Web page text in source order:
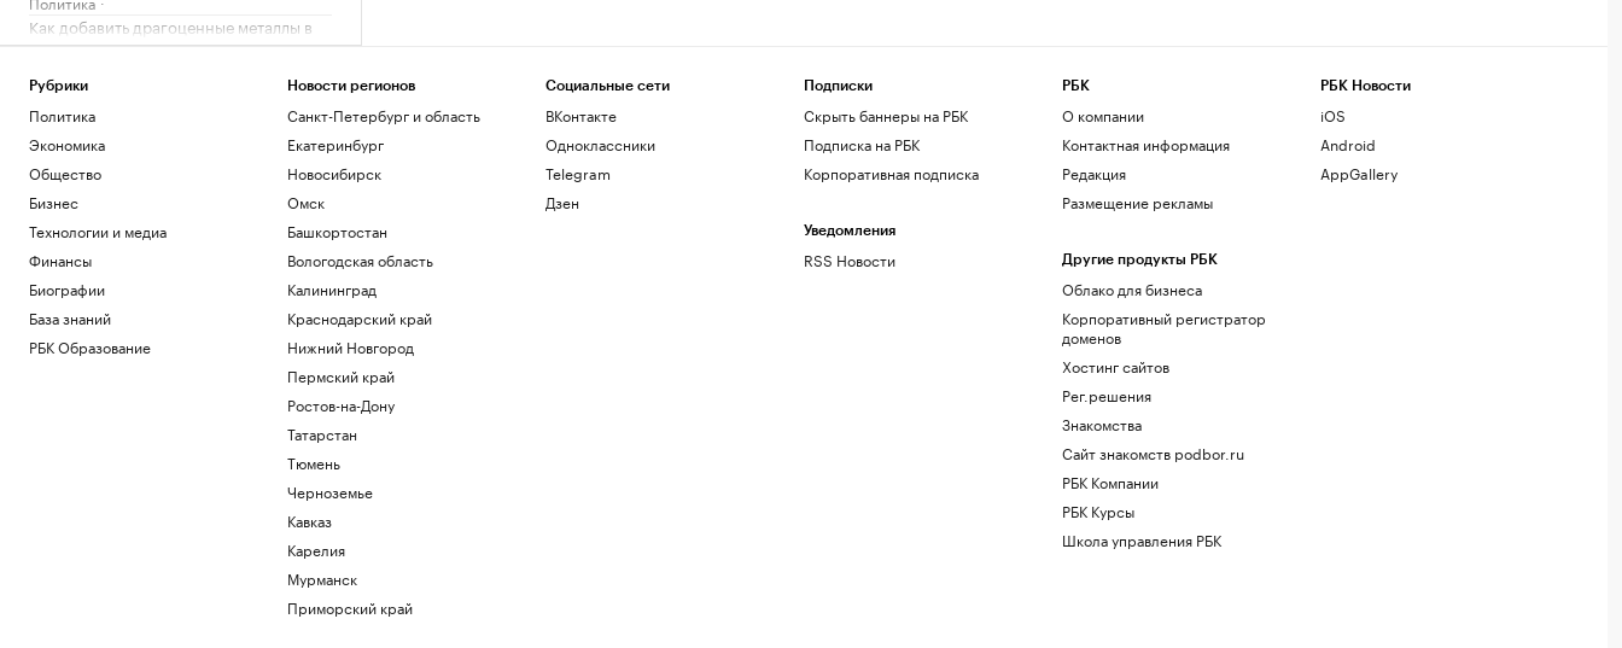
Как добавить драгоценные металлы в
личную копилку сбережений
На подлете к Москве отразили атаку
дронов
Политика
В МИД назвали обвинения России в
пожарах во Франции неуважением к
себе
Общество
Второй московский аэропорт начал
обслуживать рейсы по согласованию
Маск заявил, что завод Terafab станет
самым ценным зданием на Земле
Рубрики
Политика
Экономика
Общество
Бизнес
Технологии и медиа
Финансы
Биографии
База знаний
РБК Образование
Новости регионов
Санкт-Петербург и область
Екатеринбург
Новосибирск
Омск
Башкортостан
Вологодская область
Калининград
Краснодарский край
Нижний Новгород
Пермский край
Ростов-на-Дону
Татарстан
Тюмень
Черноземье
Кавказ
Карелия
Мурманск
Приморский край
Социальные сети
ВКонтакте
Одноклассники
Telegram
Дзен
Подписки
Скрыть баннеры на РБК
Подписка на РБК
Корпоративная подписка
Уведомления
RSS Новости
РБК
О компании
Контактная информация
Редакция
Размещение рекламы
Другие продукты РБК
Облако для бизнеса
Корпоративный регистратор
доменов
Хостинг сайтов
Рег.решения
Знакомства
Сайт знакомств podbor.ru
РБК Компании
РБК Курсы
Школа управления РБК
РБК Новости
iOS
Android
AppGallery